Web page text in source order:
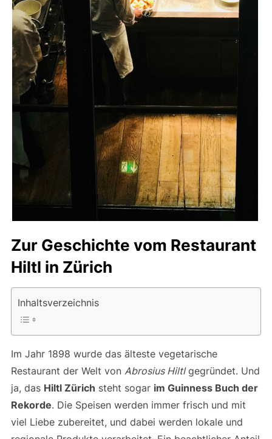
Zur Geschichte vom Restaurant
Hiltl in Zürich
Inhaltsverzeichnis
Im Jahr 1898 wurde das älteste vegetarische
Restaurant der Welt von Abrosius Hiltlgegründet. Und
ja, das Hiltl Zürich steht sogar im Guinness Buch der
Rekorde. Die Speisen werden immer frisch und mit
viel Liebe zubereitet, und dabei werden lokale und